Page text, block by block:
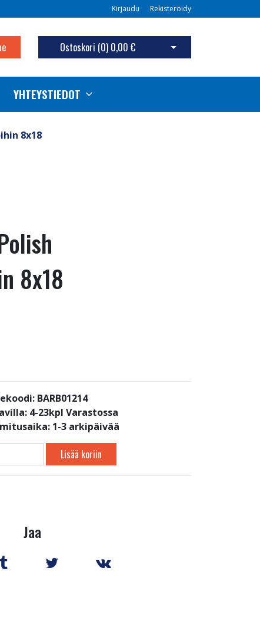
Kirjaudu Rekisteröidy
Ostoskori (0) 0,00 € Avaa ostoskori
YHTEYSTIEDOT
8x18
8x18
BARB01214
4-23kpl Varastossa
1-3 arkipäivää
Lisää koriin
Jaa